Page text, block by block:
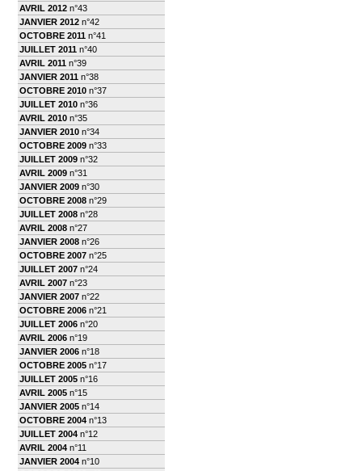
AVRIL 2012 n°43
JANVIER 2012 n°42
OCTOBRE 2011 n°41
JUILLET 2011 n°40
AVRIL 2011 n°39
JANVIER 2011 n°38
OCTOBRE 2010 n°37
JUILLET 2010 n°36
AVRIL 2010 n°35
JANVIER 2010 n°34
OCTOBRE 2009 n°33
JUILLET 2009 n°32
AVRIL 2009 n°31
JANVIER 2009 n°30
OCTOBRE 2008 n°29
JUILLET 2008 n°28
AVRIL 2008 n°27
JANVIER 2008 n°26
OCTOBRE 2007 n°25
JUILLET 2007 n°24
AVRIL 2007 n°23
JANVIER 2007 n°22
OCTOBRE 2006 n°21
JUILLET 2006 n°20
AVRIL 2006 n°19
JANVIER 2006 n°18
OCTOBRE 2005 n°17
JUILLET 2005 n°16
AVRIL 2005 n°15
JANVIER 2005 n°14
OCTOBRE 2004 n°13
JUILLET 2004 n°12
AVRIL 2004 n°11
JANVIER 2004 n°10